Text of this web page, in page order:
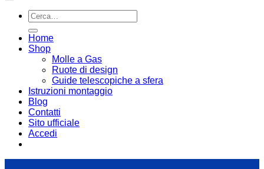
Cerca:
Home
Shop
Molle a Gas
Ruote di design
Guide telescopiche a sfera
Istruzioni montaggio
Blog
Contatti
Sito ufficiale
Accedi